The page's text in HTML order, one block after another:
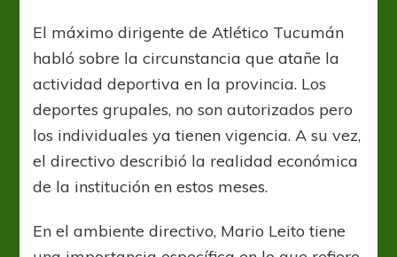
Tucumán
pensamos
en
estadio
único
como
Del
Estero”
El máximo dirigente de Atlético Tucumán
habló sobre la circunstancia que atañe la
actividad deportiva en la provincia. Los
deportes grupales, no son autorizados pero
los individuales ya tienen vigencia. A su vez,
el directivo describió la realidad económica
de la institución en estos meses.
En el ambiente directivo, Mario Leito tiene